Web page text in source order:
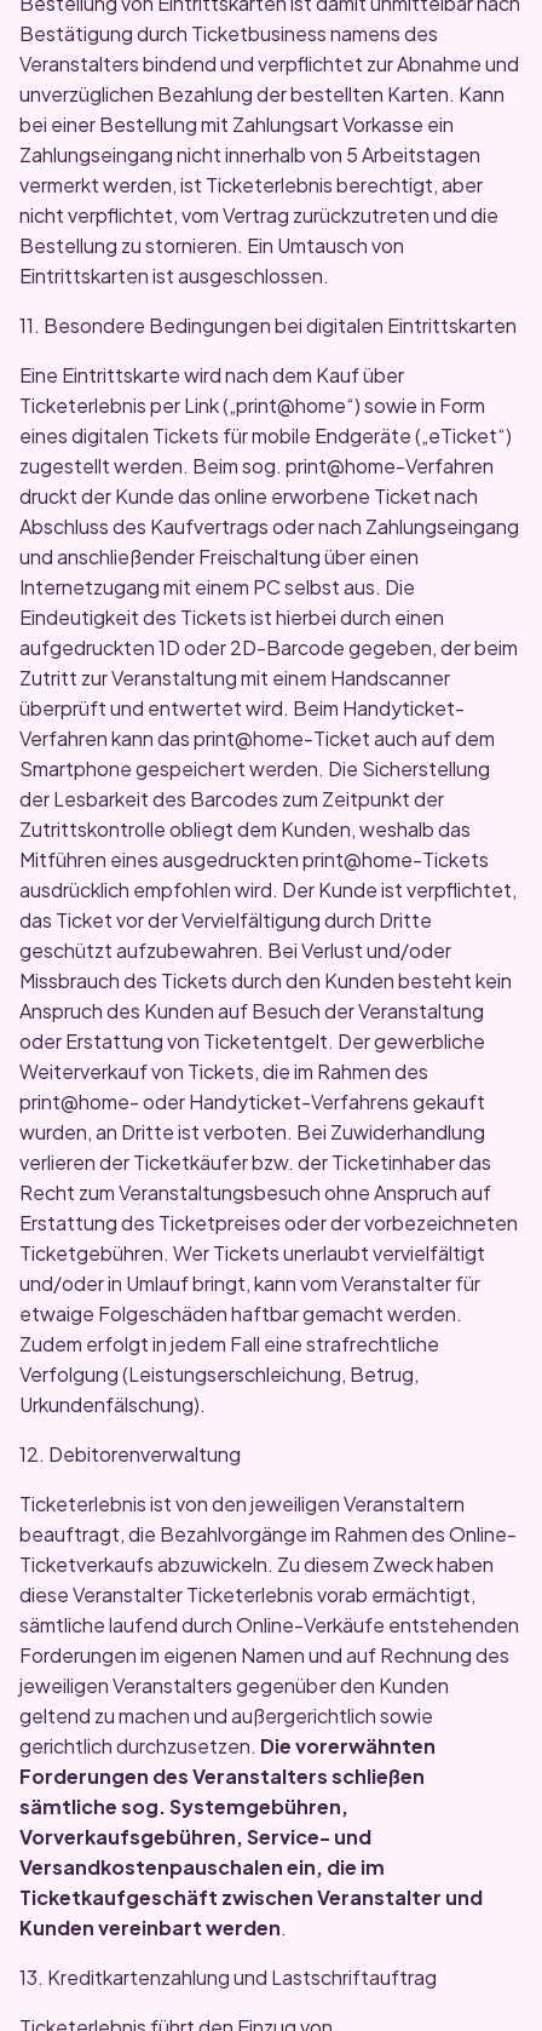
Bestätigung durch Ticketbusiness namens des
Veranstalters bindend und verpflichtet zur Abnahme und
unverzüglichen Bezahlung der bestellten Karten. Kann
bei einer Bestellung mit Zahlungsart Vorkasse ein
Zahlungseingang nicht innerhalb von 5 Arbeitstagen
vermerkt werden, ist Ticketerlebnis berechtigt, aber
nicht verpflichtet, vom Vertrag zurückzutreten und die
Bestellung zu stornieren. Ein Umtausch von
Eintrittskarten ist ausgeschlossen.
11. Besondere Bedingungen bei digitalen Eintrittskarten
Eine Eintrittskarte wird nach dem Kauf über
Ticketerlebnis per Link („print@home“) sowie in Form
eines digitalen Tickets für mobile Endgeräte („eTicket“)
zugestellt werden. Beim sog. print@home-Verfahren
druckt der Kunde das online erworbene Ticket nach
Abschluss des Kaufvertrags oder nach Zahlungseingang
und anschließender Freischaltung über einen
Internetzugang mit einem PC selbst aus. Die
Eindeutigkeit des Tickets ist hierbei durch einen
aufgedruckten 1D oder 2D-Barcode gegeben, der beim
Zutritt zur Veranstaltung mit einem Handscanner
überprüft und entwertet wird. Beim Handyticket-
Verfahren kann das print@home-Ticket auch auf dem
Smartphone gespeichert werden. Die Sicherstellung
der Lesbarkeit des Barcodes zum Zeitpunkt der
Zutrittskontrolle obliegt dem Kunden, weshalb das
Mitführen eines ausgedruckten print@home-Tickets
ausdrücklich empfohlen wird. Der Kunde ist verpflichtet,
das Ticket vor der Vervielfältigung durch Dritte
geschützt aufzubewahren. Bei Verlust und/oder
Missbrauch des Tickets durch den Kunden besteht kein
Anspruch des Kunden auf Besuch der Veranstaltung
oder Erstattung von Ticketentgelt. Der gewerbliche
Weiterverkauf von Tickets, die im Rahmen des
print@home- oder Handyticket-Verfahrens gekauft
wurden, an Dritte ist verboten. Bei Zuwiderhandlung
verlieren der Ticketkäufer bzw. der Ticketinhaber das
Recht zum Veranstaltungsbesuch ohne Anspruch auf
Erstattung des Ticketpreises oder der vorbezeichneten
Ticketgebühren. Wer Tickets unerlaubt vervielfältigt
und/oder in Umlauf bringt, kann vom Veranstalter für
etwaige Folgeschäden haftbar gemacht werden.
Zudem erfolgt in jedem Fall eine strafrechtliche
Verfolgung (Leistungserschleichung, Betrug,
Urkundenfälschung).
12. Debitorenverwaltung
Ticketerlebnis ist von den jeweiligen Veranstaltern
beauftragt, die Bezahlvorgänge im Rahmen des Online-
Ticketverkaufs abzuwickeln. Zu diesem Zweck haben
diese Veranstalter Ticketerlebnis vorab ermächtigt,
sämtliche laufend durch Online-Verkäufe entstehenden
Forderungen im eigenen Namen und auf Rechnung des
jeweiligen Veranstalters gegenüber den Kunden
geltend zu machen und außergerichtlich sowie
gerichtlich durchzusetzen. Die vorerwähnten
Forderungen des Veranstalters schließen
sämtliche sog. Systemgebühren,
Vorverkaufsgebühren, Service- und
Versandkostenpauschalen ein, die im
Ticketkaufgeschäft zwischen Veranstalter und
Kunden vereinbart werden.
13. Kreditkartenzahlung und Lastschriftauftrag